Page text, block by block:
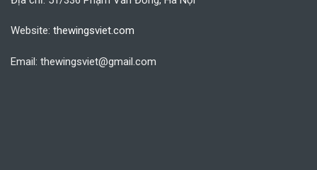
Website: thewingsviet.com
Email: thewingsviet@gmail.com